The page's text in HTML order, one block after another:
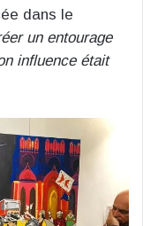
dans le
un entourage
influence était